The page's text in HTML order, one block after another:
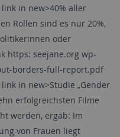
in new>40% aller
Rollen sind es nur 20%,
oder
https: seejane.org wp-
borders-full-report.pdf
in new>Studie „Gender
erfolgreichsten Filme
werden, ergab: Im
von Frauen liegt